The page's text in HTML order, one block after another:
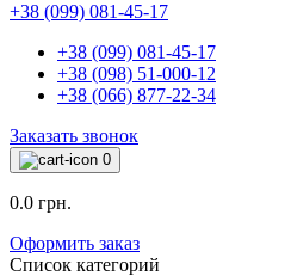
+38 (099) 081-45-17
+38 (099) 081-45-17
+38 (098) 51-000-12
+38 (066) 877-22-34
Заказать звонок
0
0.0 грн.
Оформить заказ
Список категорий